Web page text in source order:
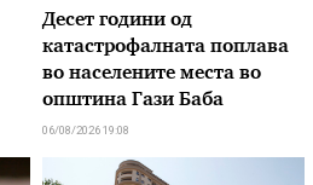
Десет години од
катастрофалната поплава
во населените места во
општина Гази Баба
06/08/2026 19:08